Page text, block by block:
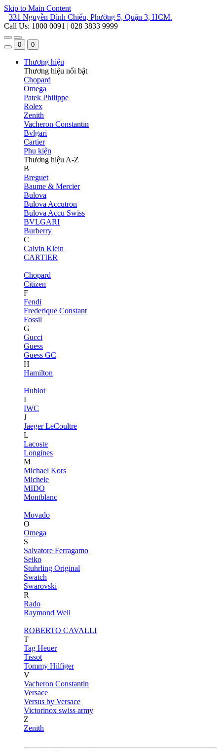
Skip to Main Content
331 Nguyễn Đình Chiểu, Phường 5, Quận 3, HCM.
Call Us: 1800 0091 | 028 3833 9999
0 0
Thương hiệu
Thương hiệu nổi bật
Chopard
Omega
Patek Philippe
Rolex
Zenith
Vacheron Constantin
Bvlgari
Cartier
Phụ kiện
Thương hiệu A-Z
B
Breguet
Baume & Mercier
Bulova
Bulova Accutron
Bulova Accu Swiss
BVLGARI
Burberry
C
Calvin Klein
CARTIER
Chopard
Citizen
F
Fendi
Frederique Constant
Fossil
G
Gucci
Guess
Guess GC
H
Hamilton
Hublot
I
IWC
J
Jaeger LeCoultre
L
Lacoste
Longines
M
Michael Kors
Michele
MIDO
Montblanc
Movado
O
Omega
S
Salvatore Ferragamo
Seiko
Stuhrling Original
Swatch
Swarovski
R
Rado
Raymond Weil
ROBERTO CAVALLI
T
Tag Heuer
Tissot
Tommy Hilfiger
V
Vacheron Constantin
Versace
Versus by Versace
Victorinox swiss army
Z
Zenith